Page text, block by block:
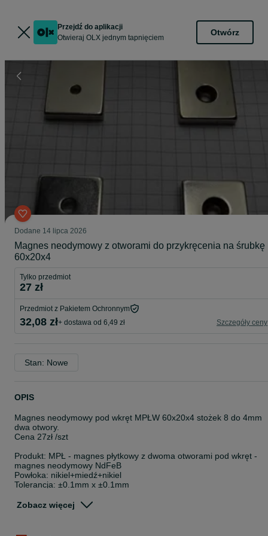
Przejdź do aplikacji
Otwieraj OLX jednym tapnięciem
Otwórz
Dodane 14 lipca 2026
Magnes neodymowy z otworami do przykręcenia na śrubkę
60x20x4
Tylko przedmiot
27 zł
Przedmiot z Pakietem Ochronnym
32,08 zł+ dostawa od 6,49 zł Szczegóły ceny
Stan: Nowe
OPIS
Magnes neodymowy pod wkręt MPŁW 60x20x4 stożek 8 do 4mm
dwa otwory.
Cena 27zł /szt
Produkt: MPŁ - magnes płytkowy z dwoma otworami pod wkręt -
magnes neodymowy NdFeB
Powłoka: nikiel+miedź+nikiel
Tolerancja: ±0.1mm x ±0.1mm
Rozmiar podany w mm.
Zobacz więcej